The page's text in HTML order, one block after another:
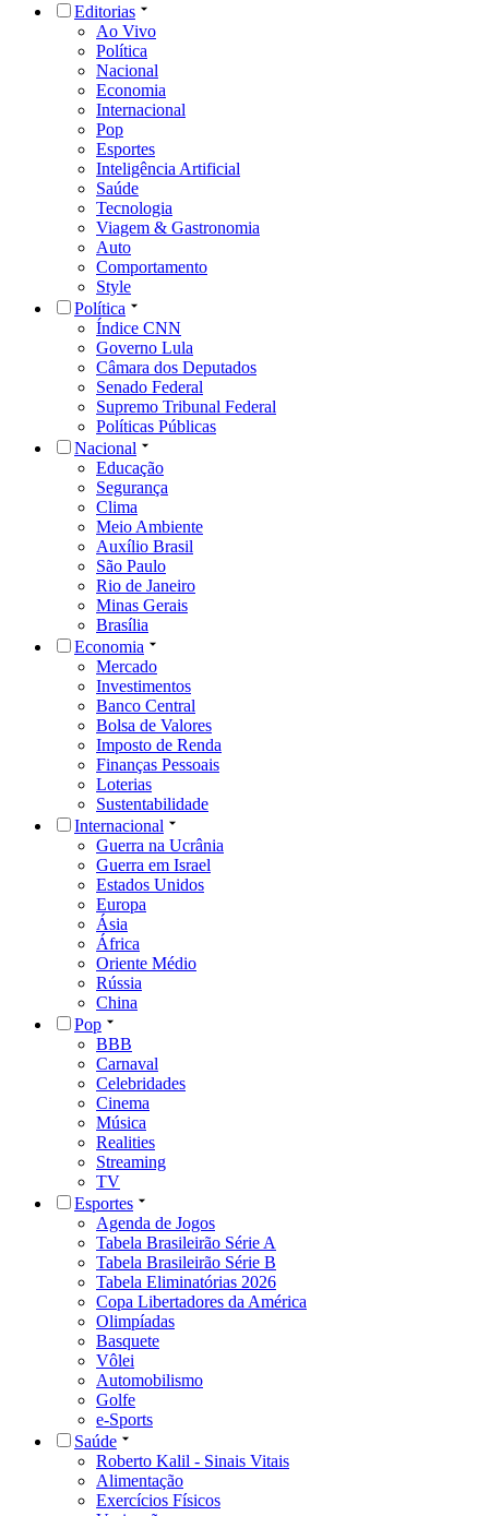
Editorias
Ao Vivo
Política
Nacional
Economia
Internacional
Pop
Esportes
Inteligência Artificial
Saúde
Tecnologia
Viagem & Gastronomia
Auto
Comportamento
Style
Política
Índice CNN
Governo Lula
Câmara dos Deputados
Senado Federal
Supremo Tribunal Federal
Políticas Públicas
Nacional
Educação
Segurança
Clima
Meio Ambiente
Auxílio Brasil
São Paulo
Rio de Janeiro
Minas Gerais
Brasília
Economia
Mercado
Investimentos
Banco Central
Bolsa de Valores
Imposto de Renda
Finanças Pessoais
Loterias
Sustentabilidade
Internacional
Guerra na Ucrânia
Guerra em Israel
Estados Unidos
Europa
Ásia
África
Oriente Médio
Rússia
China
Pop
BBB
Carnaval
Celebridades
Cinema
Música
Realities
Streaming
TV
Esportes
Agenda de Jogos
Tabela Brasileirão Série A
Tabela Brasileirão Série B
Tabela Eliminatórias 2026
Copa Libertadores da América
Olimpíadas
Basquete
Vôlei
Automobilismo
Golfe
e-Sports
Saúde
Roberto Kalil - Sinais Vitais
Alimentação
Exercícios Físicos